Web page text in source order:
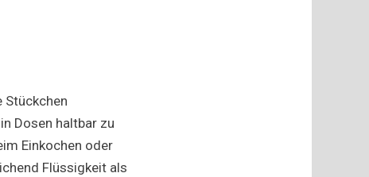
Stückchen
Dosen haltbar zu
Einkochen oder
Flüssigkeit als